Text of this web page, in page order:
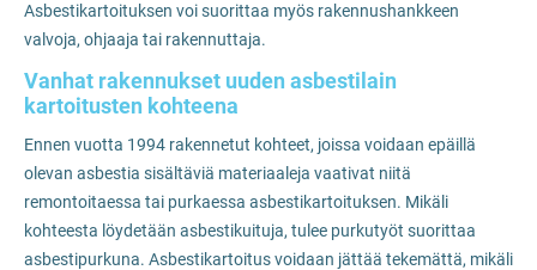
Asbestikartoituksen voi suorittaa myös rakennushankkeen
valvoja, ohjaaja tai rakennuttaja.
Vanhat rakennukset uuden asbestilain
kartoitusten kohteena
Ennen vuotta 1994 rakennetut kohteet, joissa voidaan epäillä
olevan asbestia sisältäviä materiaaleja vaativat niitä
remontoitaessa tai purkaessa asbestikartoituksen. Mikäli
kohteesta löydetään asbestikuituja, tulee purkutyöt suorittaa
asbestipurkuna. Asbestikartoitus voidaan jättää tekemättä, mikäli